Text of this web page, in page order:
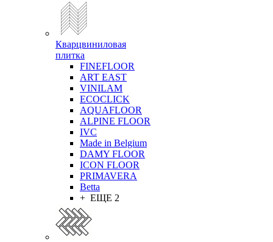
Кварцвиниловая
плитка
FINEFLOOR
ART EAST
VINILAM
ECOCLICK
AQUAFLOOR
ALPINE FLOOR
IVC
Made in Belgium
DAMY FLOOR
ICON FLOOR
PRIMAVERA
Betta
+ ЕЩЕ 2